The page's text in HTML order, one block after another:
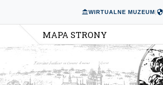
WIRTUALNE MUZEUM|
MAPA STRONY